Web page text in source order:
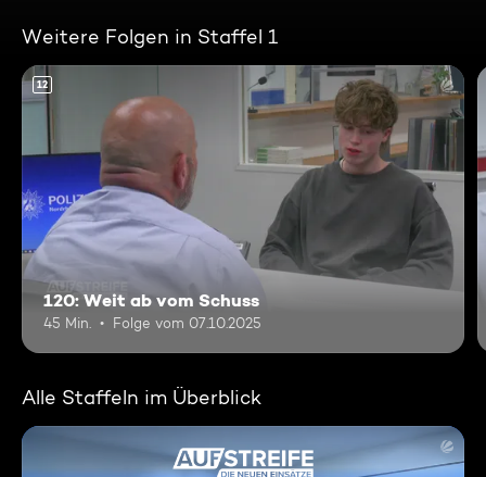
Weitere Folgen in Staffel 1
12
120: Weit ab vom Schuss
45 Min. Folge vom 07.10.2025
Alle Staffeln im Überblick